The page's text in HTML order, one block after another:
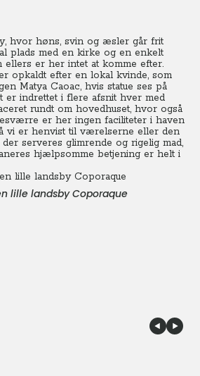
hvor høns, svin og æsler går frit
plads med en kirke og en enkelt
ellers er her intet at komme efter.
opkaldt efter en lokal kvinde, som
Matya Caoac, hvis statue ses på
er indrettet i flere afsnit hver med
rundt om hovedhuset, hvor også
er her ingen faciliteter i haven
vi er henvist til værelserne eller den
serveres glimrende og rigelig mad,
hjælpsomme betjening er helt i
lille landsby Coporaque